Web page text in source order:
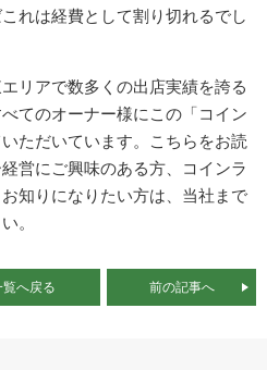
れは経費として割り切れるでし
リアで数多くの出店実績を誇る
てのオーナー様にこの「コイン
ただいています。こちらをお読
営にご興味のある方、コインラ
知りになりたい方は、当社まで
。
前の記事へ
覧へ戻る